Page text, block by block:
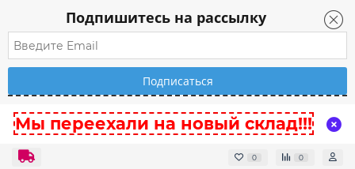
Подпишитесь на рассылку
Мы переехали на новый склад!!!
0 0